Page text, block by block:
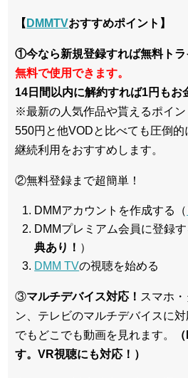
【 DMMTVおすすめポイント】
①今なら新規登録すれば無料トラ
無料で使用できます。
14日間以内に解約すれば1円もお
※最新の人気作品や貰えるポイ
550円と他VODと比べても圧倒
継続利用をおすすめします。
②無料登録まで超簡単！
DMMアカウントを作成する（
DMMプレミアム会員に登録す
典あり！ ）
DMM TVの視聴を始める
③マルチデバイス対応！ スマホ
ン、テレビのマルチデバイスに
でもどこでも動画を見れます。
す。VR視聴にも対応！）